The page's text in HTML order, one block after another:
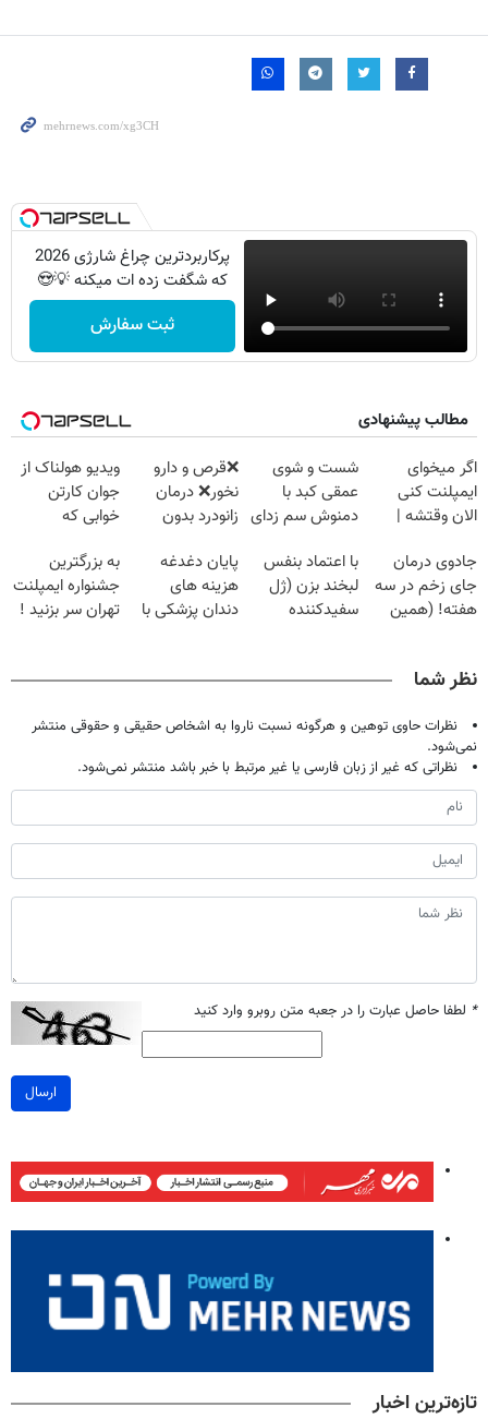
پرکاربردترین چراغ شارژی 2026
که شگفت زده ات میکنه 💡😍
ثبت سفارش
مطالب پیشنهادی
اگر میخوای
ایمپلنت کنی
الان وقتشه |
میلیون تومان!!!
شست و شوی
عمقی کبد با
دمنوش سم زدای
❌قرص‌ و دارو
نخور❌ درمان
زانودرد بدون
ویدیو هولناک از
جوان کارتن
خوابی که
آموزش رایگان
جادوی درمان
جای زخم در سه
هفته! (همین
با اعتماد بنفس
لبخند بزن (ژل
سفیدکننده
پایان دغدغه
هزینه های
دندان پزشکی با
به بزرگترین
جشنواره ایمپلنت
تهران سر بزنید !
نظر شما
نظرات حاوی توهین و هرگونه نسبت ناروا به اشخاص حقیقی و حقوقی منتشر
نمی‌شود.
نظراتی که غیر از زبان فارسی یا غیر مرتبط با خبر باشد منتشر نمی‌شود.
* لطفا حاصل عبارت را در جعبه متن روبرو وارد کنید
ارسال
تازه‌ترین اخبار